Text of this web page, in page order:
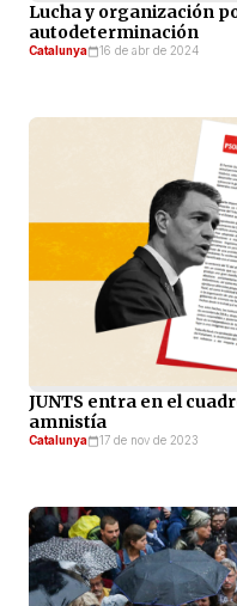
Lucha y organización
autodeterminación
Catalunya 16 de abr de 2024
JUNTS entra en el
amnistía
Catalunya 17 de nov de 2023